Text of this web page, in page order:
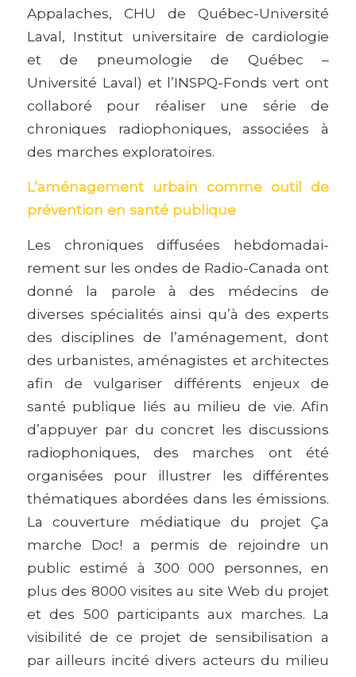
Appalaches, CHU de Québec-Université
Laval, Institut universitaire de cardiologie
et de pneumologie de Québec –
Université Laval) et l’INSPQ-Fonds vert ont
collaboré pour réaliser une série de
chroniques radiophoniques, associées à
des marches exploratoires.
L’aménagement urbain comme outil de
prévention en santé publique
Les chroniques diffusées hebdomadai-
rement sur les ondes de Radio-Canada ont
donné la parole à des médecins de
diverses spécialités ainsi qu’à des experts
des disciplines de l’aménagement, dont
des urbanistes, aménagistes et architectes
afin de vulgariser différents enjeux de
santé publique liés au milieu de vie. Afin
d’appuyer par du concret les discussions
radiophoniques, des marches ont été
organisées pour illustrer les différentes
thématiques abordées dans les émissions.
La couverture médiatique du projet Ça
marche Doc! a permis de rejoindre un
public estimé à 300 000 personnes, en
plus des 8000 visites au site Web du projet
et des 500 participants aux marches. La
visibilité de ce projet de sensibilisation a
par ailleurs incité divers acteurs du milieu